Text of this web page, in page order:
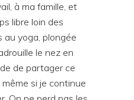
à ma famille, et
libre loin des
au yoga, plongée
le nez en
de partager ce
si je continue